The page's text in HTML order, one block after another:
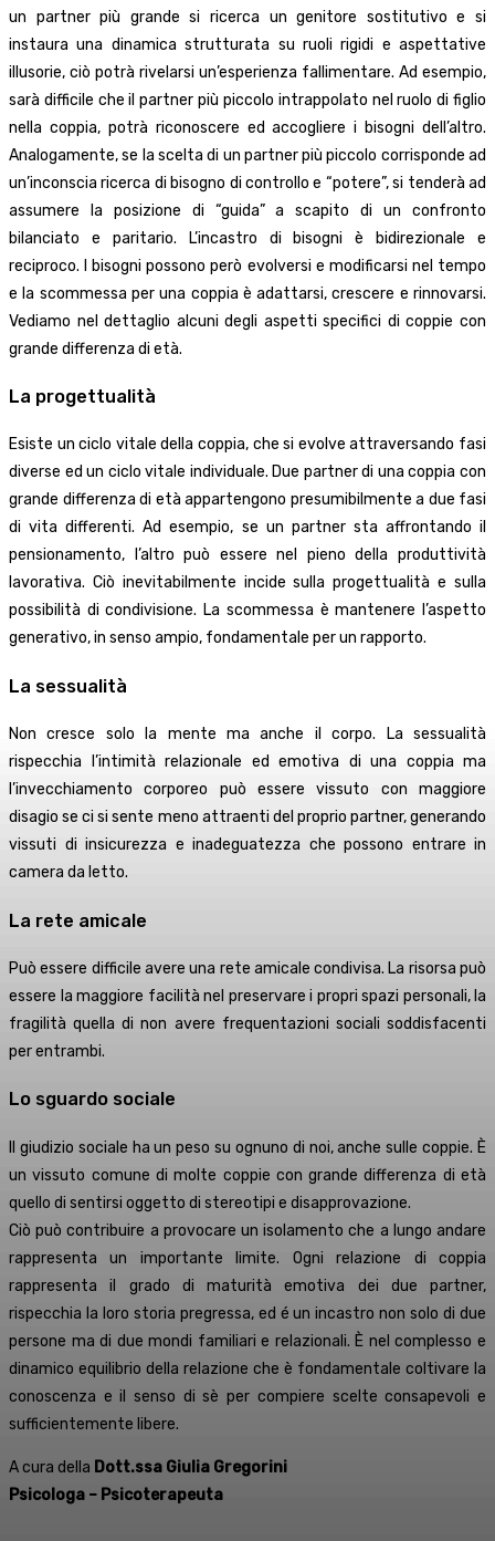
un partner più grande si ricerca un genitore sostitutivo e si
instaura una dinamica strutturata su ruoli rigidi e aspettative
illusorie, ciò potrà rivelarsi un’esperienza fallimentare. Ad esempio,
sarà difficile che il partner più piccolo intrappolato nel ruolo di figlio
nella coppia, potrà riconoscere ed accogliere i bisogni dell’altro.
Analogamente, se la scelta di un partner più piccolo corrisponde ad
un’inconscia ricerca di bisogno di controllo e “potere”, si tenderà ad
assumere la posizione di “guida” a scapito di un confronto
bilanciato e paritario. L’incastro di bisogni è bidirezionale e
reciproco. I bisogni possono però evolversi e modificarsi nel tempo
e la scommessa per una coppia è adattarsi, crescere e rinnovarsi.
Vediamo nel dettaglio alcuni degli aspetti specifici di coppie con
grande differenza di età.
La progettualità
Esiste un ciclo vitale della coppia, che si evolve attraversando fasi
diverse ed un ciclo vitale individuale. Due partner di una coppia con
grande differenza di età appartengono presumibilmente a due fasi
di vita differenti. Ad esempio, se un partner sta affrontando il
pensionamento, l’altro può essere nel pieno della produttività
lavorativa. Ciò inevitabilmente incide sulla progettualità e sulla
possibilità di condivisione. La scommessa è mantenere l’aspetto
generativo, in senso ampio, fondamentale per un rapporto.
La sessualità
Non cresce solo la mente ma anche il corpo. La sessualità
rispecchia l’intimità relazionale ed emotiva di una coppia ma
l’invecchiamento corporeo può essere vissuto con maggiore
disagio se ci si sente meno attraenti del proprio partner, generando
vissuti di insicurezza e inadeguatezza che possono entrare in
camera da letto.
La rete amicale
Può essere difficile avere una rete amicale condivisa. La risorsa può
essere la maggiore facilità nel preservare i propri spazi personali, la
fragilità quella di non avere frequentazioni sociali soddisfacenti
per entrambi.
Lo sguardo sociale
Il giudizio sociale ha un peso su ognuno di noi, anche sulle coppie. È
un vissuto comune di molte coppie con grande differenza di età
quello di sentirsi oggetto di stereotipi e disapprovazione.
Ciò può contribuire a provocare un isolamento che a lungo andare
rappresenta un importante limite. Ogni relazione di coppia
rappresenta il grado di maturità emotiva dei due partner,
rispecchia la loro storia pregressa, ed é un incastro non solo di due
persone ma di due mondi familiari e relazionali. È nel complesso e
dinamico equilibrio della relazione che è fondamentale coltivare la
conoscenza e il senso di sè per compiere scelte consapevoli e
sufficientemente libere.
A cura della Dott.ssa Giulia Gregorini
Psicologa – Psicoterapeuta